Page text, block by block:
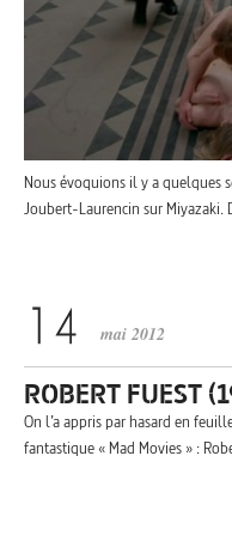
Nous évoquions il y a quelques
Joubert-Laurencin sur Miyazaki.
mai 2012
ROBERT FUEST
On l’a appris par hasard en
fantastique « Mad Movies » :